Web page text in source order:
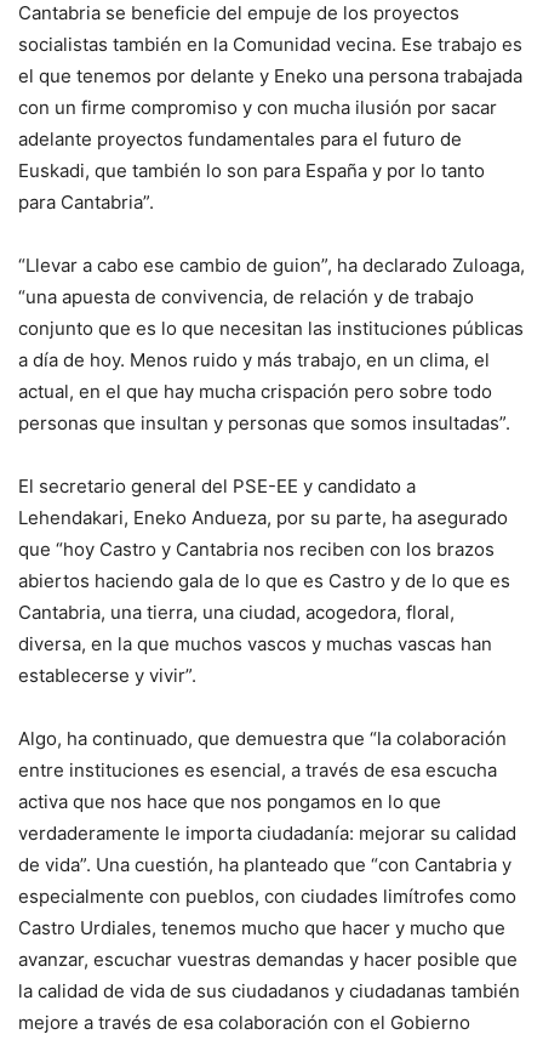
Cantabria se beneficie del empuje de los proyectos
socialistas también en la Comunidad vecina. Ese trabajo es
el que tenemos por delante y Eneko una persona trabajada
con un firme compromiso y con mucha ilusión por sacar
adelante proyectos fundamentales para el futuro de
Euskadi, que también lo son para España y por lo tanto
para Cantabria”.
“Llevar a cabo ese cambio de guion”, ha declarado Zuloaga,
“una apuesta de convivencia, de relación y de trabajo
conjunto que es lo que necesitan las instituciones públicas
a día de hoy. Menos ruido y más trabajo, en un clima, el
actual, en el que hay mucha crispación pero sobre todo
personas que insultan y personas que somos insultadas”.
El secretario general del PSE-EE y candidato a
Lehendakari, Eneko Andueza, por su parte, ha asegurado
que “hoy Castro y Cantabria nos reciben con los brazos
abiertos haciendo gala de lo que es Castro y de lo que es
Cantabria, una tierra, una ciudad, acogedora, floral,
diversa, en la que muchos vascos y muchas vascas han
establecerse y vivir”.
Algo, ha continuado, que demuestra que “la colaboración
entre instituciones es esencial, a través de esa escucha
activa que nos hace que nos pongamos en lo que
verdaderamente le importa ciudadanía: mejorar su calidad
de vida”. Una cuestión, ha planteado que “con Cantabria y
especialmente con pueblos, con ciudades limítrofes como
Castro Urdiales, tenemos mucho que hacer y mucho que
avanzar, escuchar vuestras demandas y hacer posible que
la calidad de vida de sus ciudadanos y ciudadanas también
mejore a través de esa colaboración con el Gobierno